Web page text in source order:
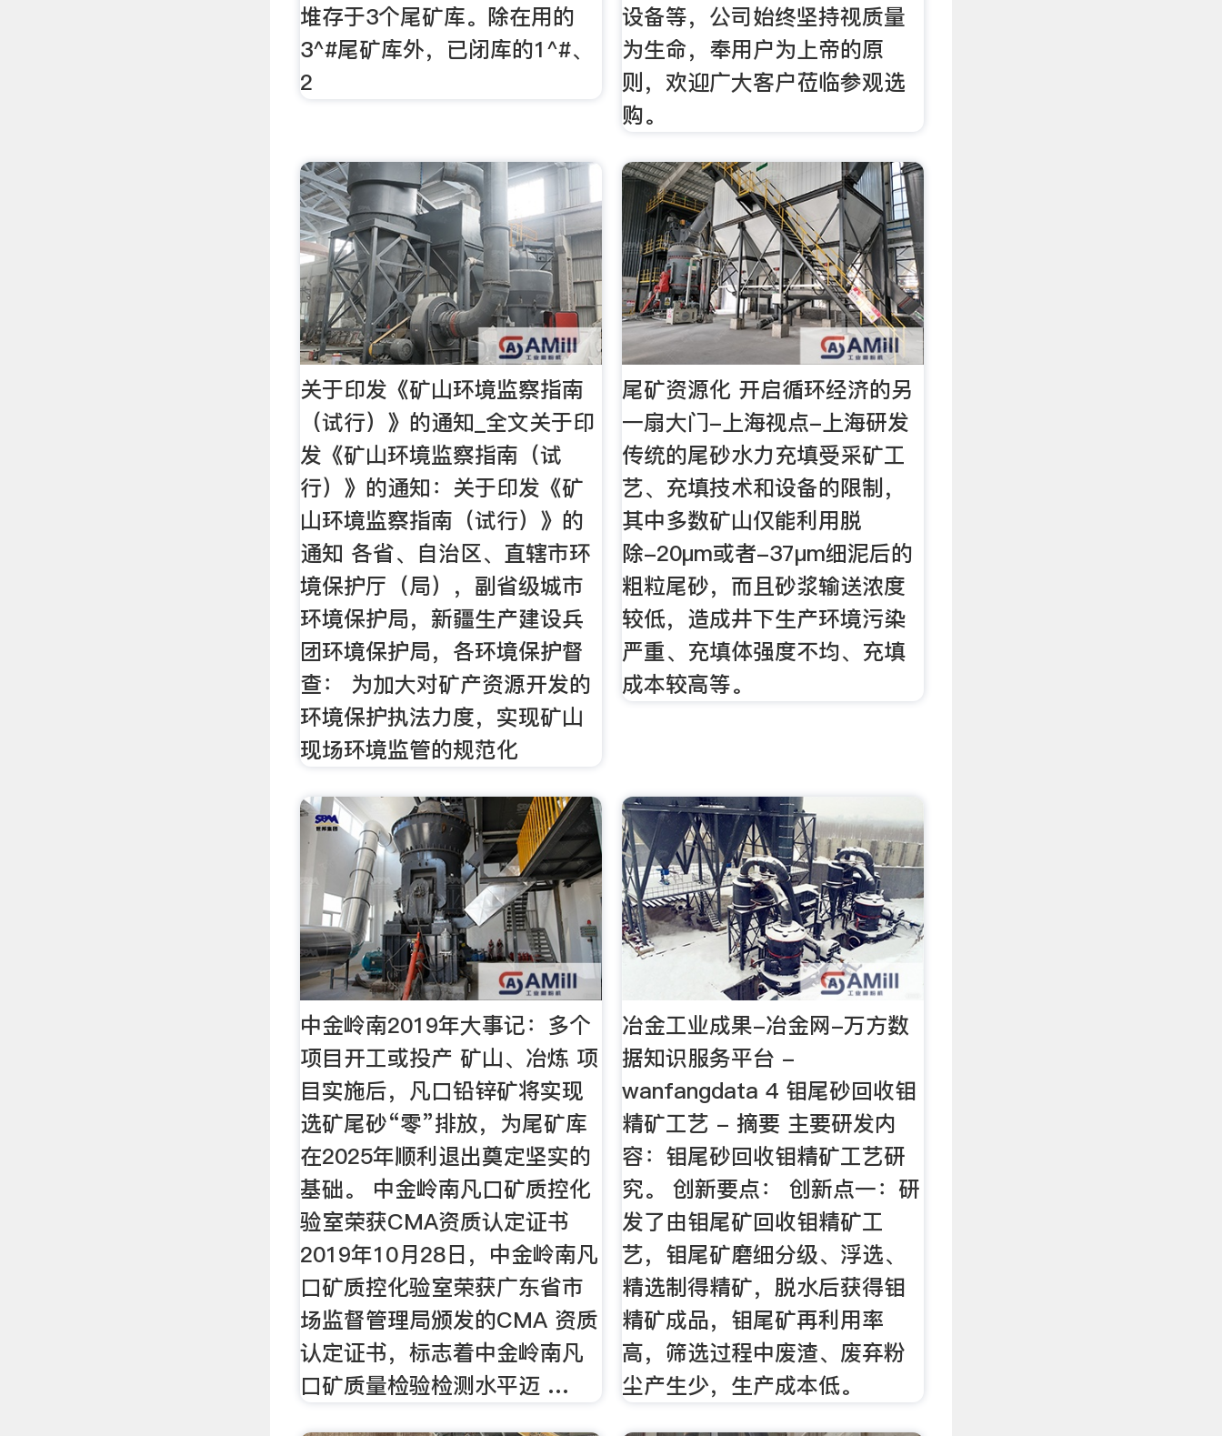
堆存于3个尾矿库。除在用的
3^#尾矿库外，已闭库的1^#、
2
设备等，公司始终坚持视质量
为生命，奉用户为上帝的原
则，欢迎广大客户莅临参观选
购。
关于印发《矿山环境监察指南
（试行）》的通知_全文关于印
发《矿山环境监察指南（试
行）》的通知：关于印发《矿
山环境监察指南（试行）》的
通知 各省、自治区、直辖市环
境保护厅（局），副省级城市
环境保护局，新疆生产建设兵
团环境保护局，各环境保护督
查： 为加大对矿产资源开发的
环境保护执法力度，实现矿山
现场环境监管的规范化
尾矿资源化 开启循环经济的另
一扇大门-上海视点-上海研发
传统的尾砂水力充填受采矿工
艺、充填技术和设备的限制，
其中多数矿山仅能利用脱
除-20μm或者-37μm细泥后的
粗粒尾砂，而且砂浆输送浓度
较低，造成井下生产环境污染
严重、充填体强度不均、充填
成本较高等。
中金岭南2019年大事记：多个
项目开工或投产 矿山、冶炼 项
目实施后，凡口铅锌矿将实现
选矿尾砂“零”排放，为尾矿库
在2025年顺利退出奠定坚实的
基础。 中金岭南凡口矿质控化
验室荣获CMA资质认定证书
2019年10月28日，中金岭南凡
口矿质控化验室荣获广东省市
场监督管理局颁发的CMA 资质
认定证书，标志着中金岭南凡
口矿质量检验检测水平迈 …
冶金工业成果-冶金网-万方数
据知识服务平台 -
wanfangdata 4 钼尾砂回收钼
精矿工艺 - 摘要 主要研发内
容：钼尾砂回收钼精矿工艺研
究。 创新要点： 创新点一：研
发了由钼尾矿回收钼精矿工
艺，钼尾矿磨细分级、浮选、
精选制得精矿，脱水后获得钼
精矿成品，钼尾矿再利用率
高，筛选过程中废渣、废弃粉
尘产生少，生产成本低。